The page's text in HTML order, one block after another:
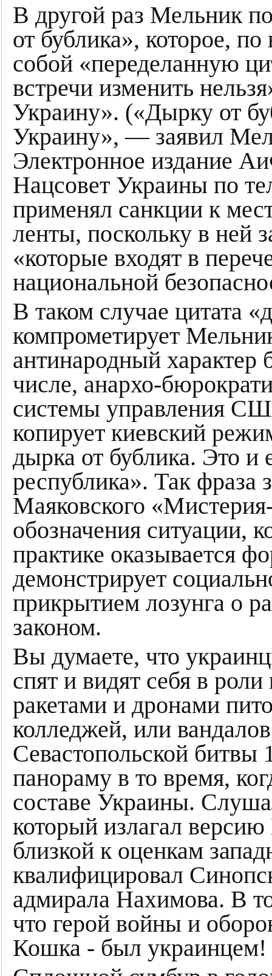
В другой раз Мельник
от бублика», которое,
собой «переделанную
встречи изменить
Украину». («Дырку от
Украину», — заявил
Электронное издание
Нацсовет Украины по
применял санкции к
ленты, поскольку в ней
«которые входят в
национальной
В таком случае цитата
компрометирует
антинародный характер
числе, анархо-
системы управления
копирует киевский
дырка от бублика. Это и
республика». Так фраза
Маяковского
обозначения ситуации,
практике оказывается
демонстрирует
прикрытием лозунга о
законом.
Вы думаете, что
спят и видят себя в
ракетами и дронами
колледжей, или
Севастопольской битвы
панораму в то время,
составе Украины.
который излагал
близкой к оценкам
квалифицировал
адмирала Нахимова. В
что герой войны и
Кошка - был украинцем!